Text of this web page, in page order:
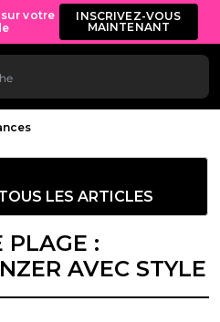
MAINTENANT
les commandes à
€. ACHETEZ
LES ARTICLES
PLAGE :
AVEC STYLE